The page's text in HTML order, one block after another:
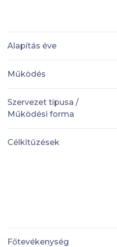
Alapítás éve
Működés
Szervezet típusa /
Működési forma
Célkitűzések
Főtevékenység